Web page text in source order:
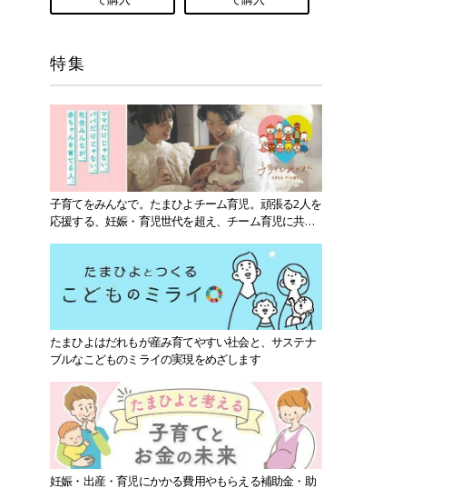
特集
子育てをみんなで。たまひよチーム育児。頑張る2人を
応援する、妊娠・育児世代を超え、チーム育児に共感
たまひよはだれもが産み育てやすい社会と、サステナ
ブルなこどものミライの実現をめざします
妊娠・出産・育児にかかる費用やもらえる補助金・助